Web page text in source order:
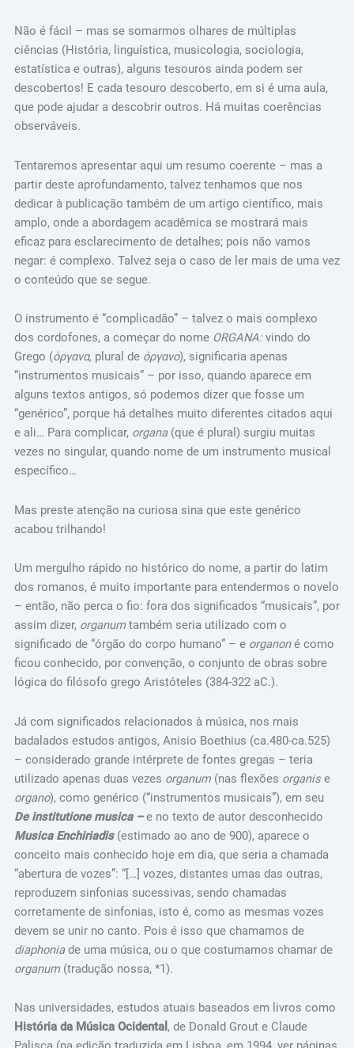
Não é fácil – mas se somarmos olhares de múltiplas
ciências (História, linguística, musicologia, sociologia,
estatística e outras), alguns tesouros ainda podem ser
descobertos! E cada tesouro descoberto, em si é uma aula,
que pode ajudar a descobrir outros. Há muitas coerências
observáveis.
Tentaremos apresentar aqui um resumo coerente – mas a
partir deste aprofundamento, talvez tenhamos que nos
dedicar à publicação também de um artigo científico, mais
amplo, onde a abordagem acadêmica se mostrará mais
eficaz para esclarecimento de detalhes; pois não vamos
negar: é complexo. Talvez seja o caso de ler mais de uma vez
o conteúdo que se segue.
O instrumento é “complicadão” – talvez o mais complexo
dos cordofones, a começar do nome ORGANA:vindo do
Grego (όργανα, plural de όργανο), significaria apenas
“instrumentos musicais” – por isso, quando aparece em
alguns textos antigos, só podemos dizer que fosse um
“genérico”, porque há detalhes muito diferentes citados aqui
e ali… Para complicar, organa(que é plural) surgiu muitas
vezes no singular, quando nome de um instrumento musical
específico…
Mas preste atenção na curiosa sina que este genérico
acabou trilhando!
Um mergulho rápido no histórico do nome, a partir do latim
dos romanos, é muito importante para entendermos o novelo
– então, não perca o fio: fora dos significados “musicais”, por
assim dizer, organum também seria utilizado com o
significado de “órgão do corpo humano” – e organoné como
ficou conhecido, por convenção, o conjunto de obras sobre
lógica do filósofo grego Aristóteles (384-322 aC.).
Já com significados relacionados à música, nos mais
badalados estudos antigos, Anisio Boethius (ca.480-ca.525)
– considerado grande intérprete de fontes gregas – teria
utilizado apenas duas vezes organum(nas flexões organise
organo), como genérico (“instrumentos musicais”), em seu
De institutione musica –e no texto de autor desconhecido
Musica Enchiriadis(estimado ao ano de 900), aparece o
conceito mais conhecido hoje em dia, que seria a chamada
“abertura de vozes”: “[…] vozes, distantes umas das outras,
reproduzem sinfonias sucessivas, sendo chamadas
corretamente de sinfonias, isto é, como as mesmas vozes
devem se unir no canto. Pois é isso que chamamos de
diaphoniade uma música, ou o que costumamos chamar de
organum(tradução nossa, *1).
Nas universidades, estudos atuais baseados em livros como
História da Música Ocidental , de Donald Grout e Claude